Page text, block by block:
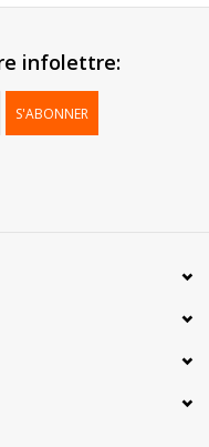
infolettre:
S'ABONNER